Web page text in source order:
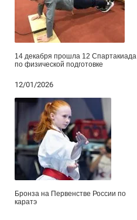
14 декабря прошла 12 Спартакиада
по физической подготовке
12/01/2026
Бронза на Первенстве России по
каратэ